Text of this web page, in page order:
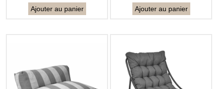
Ajouter au panier Ajouter au panier